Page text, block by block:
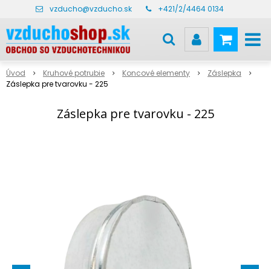
vzducho@vzducho.sk +421/2/4464 0134
Úvod Kruhové potrubie Koncové elementy
Záslepka
Záslepka pre tvarovku - 225
Záslepka pre tvarovku - 225